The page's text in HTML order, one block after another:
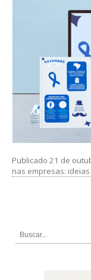
Publicado 21 de
nas empresas: